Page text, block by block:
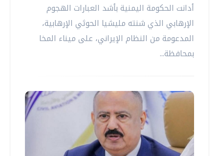
أدانت الحكومة اليمنية بأشد العبارات الهجوم
الإرهابي الذي شنته مليشيا الحوثي الإرهابية،
المدعومة من النظام الإيراني، على ميناء المخا
بمحافظة...